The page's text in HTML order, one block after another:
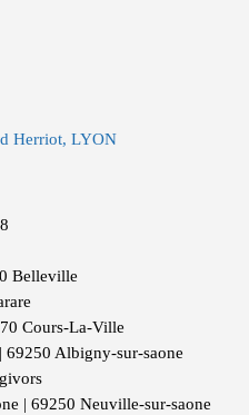
Herriot, LYON
Belleville
Cours-La-Ville
Albigny-sur-saone
| 69250 Neuville-sur-saone